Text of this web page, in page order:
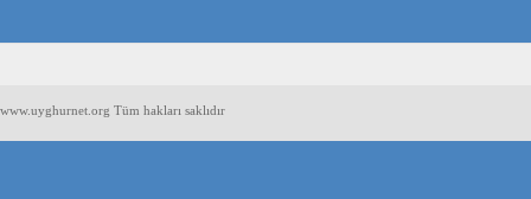
www.uyghurnet.org Tüm hakları saklıdır